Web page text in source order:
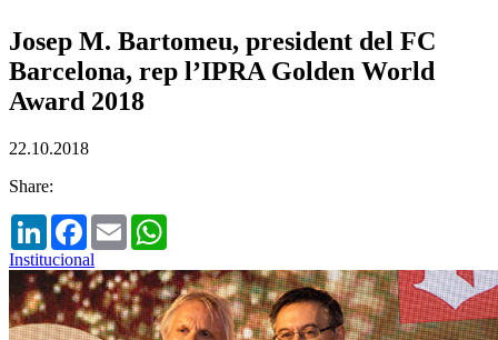
Josep M. Bartomeu, president del FC
Barcelona, rep l’IPRA Golden World
Award 2018
22.10.2018
Share:
LinkedInFacebook
Email
Institucional